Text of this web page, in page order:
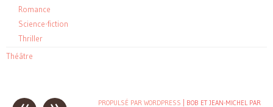
Romance
Science-fiction
Thriller
Théâtre
PROPULSÉ PAR WORDPRESS | BOB ET JEAN-MICHEL PAR